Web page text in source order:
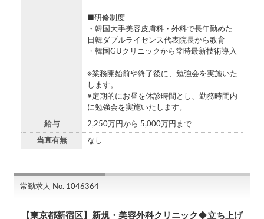
■研修制度
・韓国大手美容皮膚科・外科で長年勤めた
日韓ダブルライセンス代表院長から教育
・韓国GUクリニックから常時最新技術導入
※業務開始前や終了後に、勉強会を実施いた
します。
※定期的にお昼を休診時間とし、勤務時間内
に勉強会を実施いたします。
給与 2,250万円から 5,000万円まで
当直有無 なし
常勤求人 No. 1046364
【東京都新宿区】新規・美容外科クリニック◆立ち上げ